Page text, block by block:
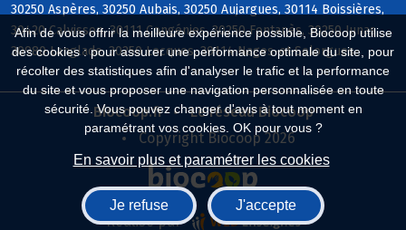
Afin de vous offrir la meilleure expérience possible, Biocoop utilise
des cookies : pour assurer une performance optimale du site, pour
récolter des statistiques afin d'analyser le trafic et la performance
du site et vous proposer une navigation personnalisée en toute
sécurité. Vous pouvez changer d'avis à tout moment en
paramétrant vos cookies. OK pour vous ?
En savoir plus et paramétrer les cookies
Je refuse J'accepte
30250 Aspères, 30250 Aubais, 30250 Aujargues, 30114 Boissières,
30420 Calvisson, 30111 Congénies, 30250 Fontanès, 30250 Junas,
30980 Langlade, 30250 Lecques, 30114 Nages-et-Solorgues
Biocoop.fr
Le réseau Biocoop
Copyright Biocoop 2026
Réalisé par